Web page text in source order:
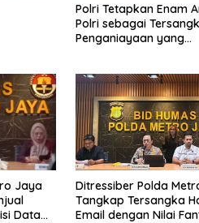
Polri Tetapkan Enam
Polri sebagai
Penganiayaan yang
Jaya
Data
Ditressiber Polda
Tangkap Tersangka
Email dengan Nilai